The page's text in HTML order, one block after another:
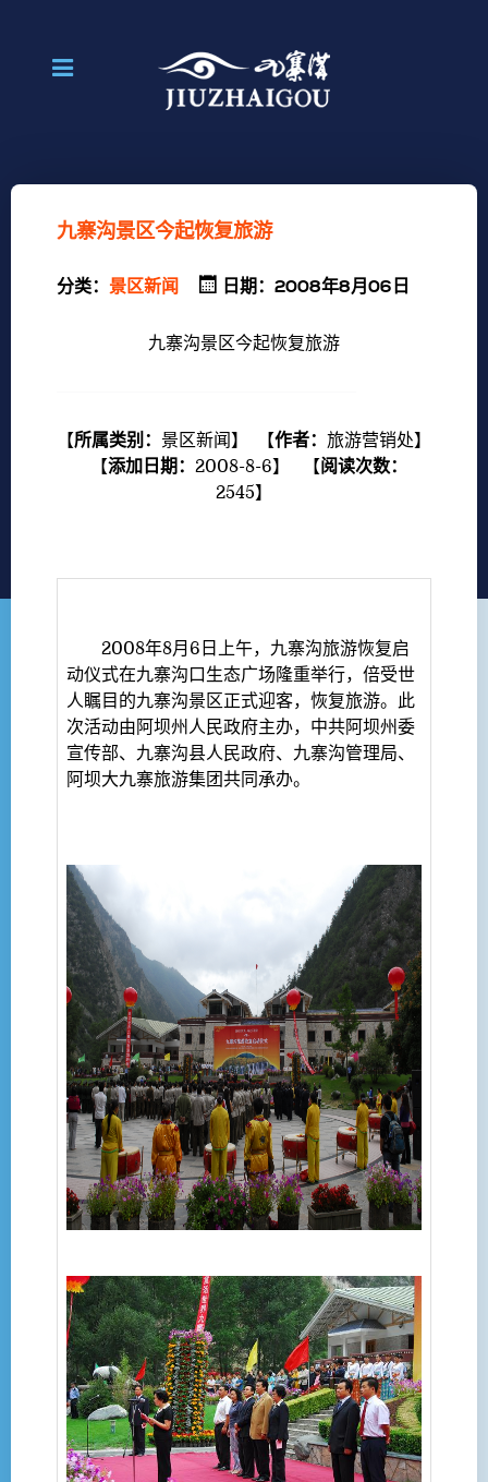
九寨沟景区今起恢复旅游
分类： 景区新闻 日期：2008年8月06日
九寨沟景区今起恢复旅游
【所属类别： 景区新闻 】 【作者： 旅游营销处】
【添加日期： 2008-8-6】 【阅读次数：
2545】
2008年8月6日上午，九寨沟旅游恢复启
动仪式在九寨沟口生态广场隆重举行，倍受世
人瞩目的九寨沟景区正式迎客，恢复旅游。此
次活动由阿坝州人民政府主办，中共阿坝州委
宣传部、九寨沟县人民政府、九寨沟管理局、
阿坝大九寨旅游集团共同承办。